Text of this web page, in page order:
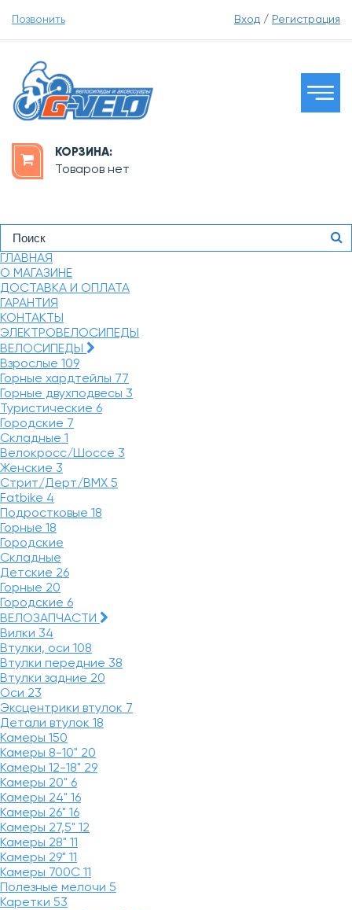
Позвонить Вход / Регистрация
КОРЗИНА:
Товаров нет
ГЛАВНАЯ
О МАГАЗИНЕ
ДОСТАВКА И ОПЛАТА
ГАРАНТИЯ
КОНТАКТЫ
ЭЛЕКТРОВЕЛОСИПЕДЫ
ВЕЛОСИПЕДЫ
Взрослые 109
Горные хардтейлы 77
Горные двухподвесы 3
Туристические 6
Городские 7
Складные 1
Велокросс/Шоссе 3
Женские 3
Стрит/Дерт/BMX 5
Fatbike 4
Подростковые 18
Горные 18
Городские
Складные
Детские 26
Горные 20
Городские 6
ВЕЛОЗАПЧАСТИ
Вилки 34
Втулки, оси 108
Втулки передние 38
Втулки задние 20
Оси 23
Эксцентрики втулок 7
Детали втулок 18
Камеры 150
Камеры 8-10" 20
Камеры 12-18" 29
Камеры 20" 6
Камеры 24" 16
Камеры 26" 16
Камеры 27,5" 12
Камеры 28" 11
Камеры 29" 11
Камеры 700C 11
Полезные мелочи 5
Каретки 53